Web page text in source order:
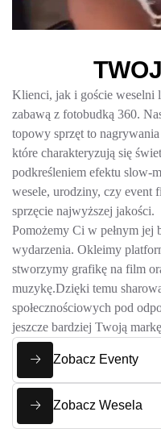
TWOJ
Klienci, jak i goście weselni
zabawą z fotobudką 360.
topowy sprzęt to
które charakteryzują się
podkreśleniem efektu slow-
wesele, urodziny, czy event
sprzęcie najwyższej jakości.
Pomożemy Ci w pełnym
wydarzenia. Okleimy
stworzymy grafikę na film
muzykę.Dzięki temu
społecznościowych pod
jeszcze bardziej Twoją
Zobacz Eventy
Zobacz Wesela